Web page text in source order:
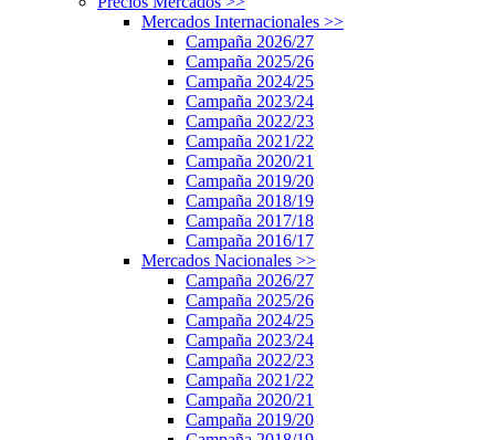
Mercados Internacionales >>
Campaña 2026/27
Campaña 2025/26
Campaña 2024/25
Campaña 2023/24
Campaña 2022/23
Campaña 2021/22
Campaña 2020/21
Campaña 2019/20
Campaña 2018/19
Campaña 2017/18
Campaña 2016/17
Mercados Nacionales >>
Campaña 2026/27
Campaña 2025/26
Campaña 2024/25
Campaña 2023/24
Campaña 2022/23
Campaña 2021/22
Campaña 2020/21
Campaña 2019/20